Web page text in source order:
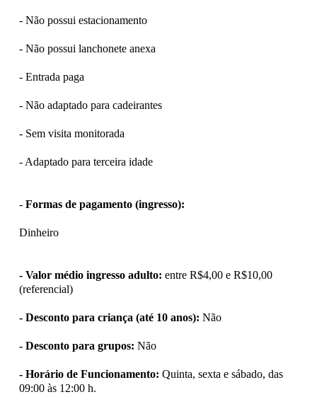
- Não possui estacionamento
- Não possui lanchonete anexa
- Entrada paga
- Não adaptado para cadeirantes
- Sem visita monitorada
- Adaptado para terceira idade
- Formas de pagamento (ingresso):
Dinheiro
- Valor médio ingresso adulto: entre R$4,00 e R$10,00
(referencial)
- Desconto para criança (até 10 anos): Não
- Desconto para grupos: Não
- Horário de Funcionamento: Quinta, sexta e sábado, das
09:00 às 12:00 h.